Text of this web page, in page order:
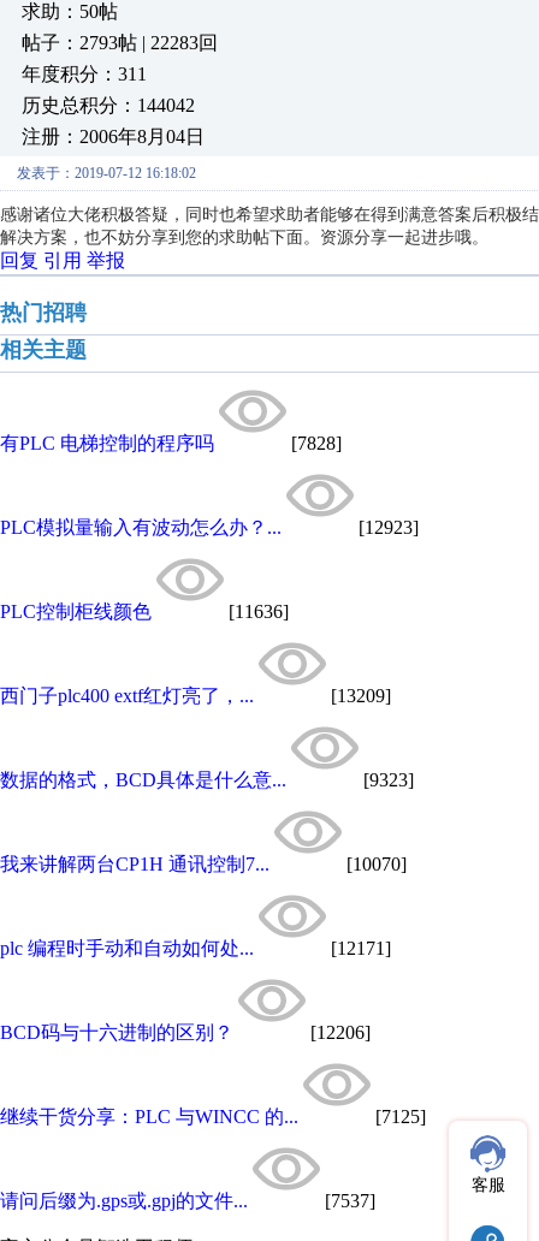
求助：50帖
帖子：2793帖 | 22283回
年度积分：311
历史总积分：144042
注册：2006年8月04日
发表于：2019-07-12 16:18:02
感谢诸位大佬积极答疑，同时也希望求助者能够在得到满意答案后积极
解决方案，也不妨分享到您的求助帖下面。资源分享一起进步哦。
回复 引用 举报
热门招聘
相关主题
有PLC 电梯控制的程序吗 [7828]
PLC模拟量输入有波动怎么办？... [12923]
PLC控制柜线颜色 [11636]
西门子plc400 extf红灯亮了，... [13209]
数据的格式，BCD具体是什么意... [9323]
我来讲解两台CP1H 通讯控制7... [10070]
plc 编程时手动和自动如何处... [12171]
BCD码与十六进制的区别？ [12206]
继续干货分享：PLC 与WINCC 的... [7125]
请问后缀为.gps或.gpj的文件... [7537]
客服